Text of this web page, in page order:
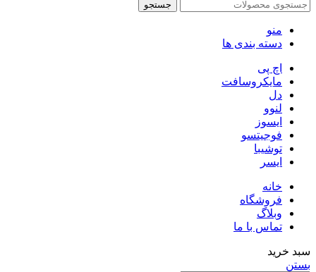
جستجو
منو
دسته بندی ها
اچ پی
مایکروسافت
دل
لنوو
ایسوز
فوجیتسو
توشیبا
ایسر
خانه
فروشگاه
وبلاگ
تماس با ما
سبد خرید
بستن